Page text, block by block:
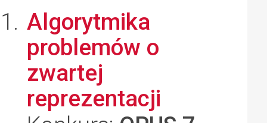
Algorytmika
problemów o
zwartej
reprezentacji